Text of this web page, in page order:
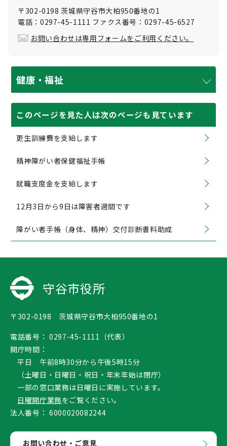
〒302-0198 茨城県守谷市大柏950番地の1
電話：0297-45-1111 ファクス番号：0297-45-6527
お問い合わせは専用フォームをご利用ください。
健康・福祉
このページを見た人は次のページも見ています
更生訓練費を支給します
精神障がい者保健福祉手帳
就職支度金を支給します
12月3日から9日は障害者週間です
障がい者手帳（身体、精神）交付診断書料助成
守谷市役所
〒302-0198 茨城県守谷市大柏950番地の1
電話番号： 0297-45-1111（代表）
開庁時間：
平日 午前8時30分から午後5時15分
（土曜日・日曜日・祝日・年末年始は閉庁）
一部の窓口業務は日曜日に実施しています。
日曜開庁業務をご覧ください。
法人番号： 6000020082244
お問い合わせ・ご意見